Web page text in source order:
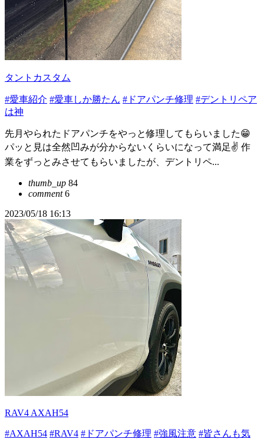
タントカスタム
#愛車紹介 #愛車しか勝たん #ドアパンチ修理 #デントリペア
は神
先月やられたドアパンチをやっと修理してもらいました😁
パッと見は全然凹みが分からないくらいになって満足✌️ 作
業をずっとみさせてもらいましたが、デントリペ...
thumb_up 84
comment6
2023/05/18 16:13
RAV4 AXAH54
#AXAH54 #RAV4 #ドアパンチ修理 #強風注意 #皆さんも気